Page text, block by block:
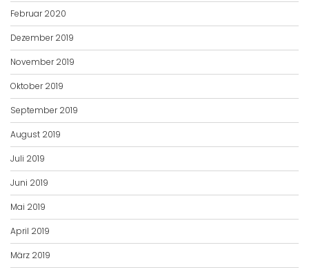
Februar 2020
Dezember 2019
November 2019
Oktober 2019
September 2019
August 2019
Juli 2019
Juni 2019
Mai 2019
April 2019
März 2019